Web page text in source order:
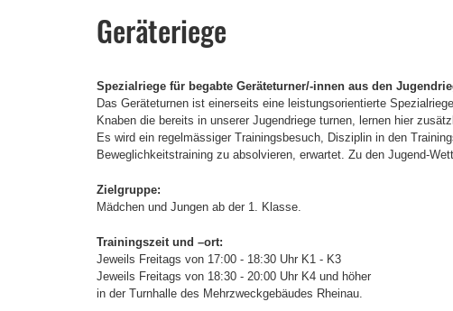
Geräteriege
Spezialriege für begabte Geräteturner/-innen aus den
Das Geräteturnen ist einerseits eine leistungsorientierte
Knaben die bereits in unserer Jugendriege turnen, lernen hier
Es wird ein regelmässiger Trainingsbesuch, Disziplin in den
Beweglichkeitstraining zu absolvieren, erwartet. Zu den Jugend-
Zielgruppe:
Mädchen und Jungen ab der 1. Klasse.
Trainingszeit und –ort:
Jeweils Freitags von 17:00 - 18:30 Uhr K1 - K3
Jeweils Freitags von 18:30 - 20:00 Uhr K4 und höher
in der Turnhalle des Mehrzweckgebäudes Rheinau.